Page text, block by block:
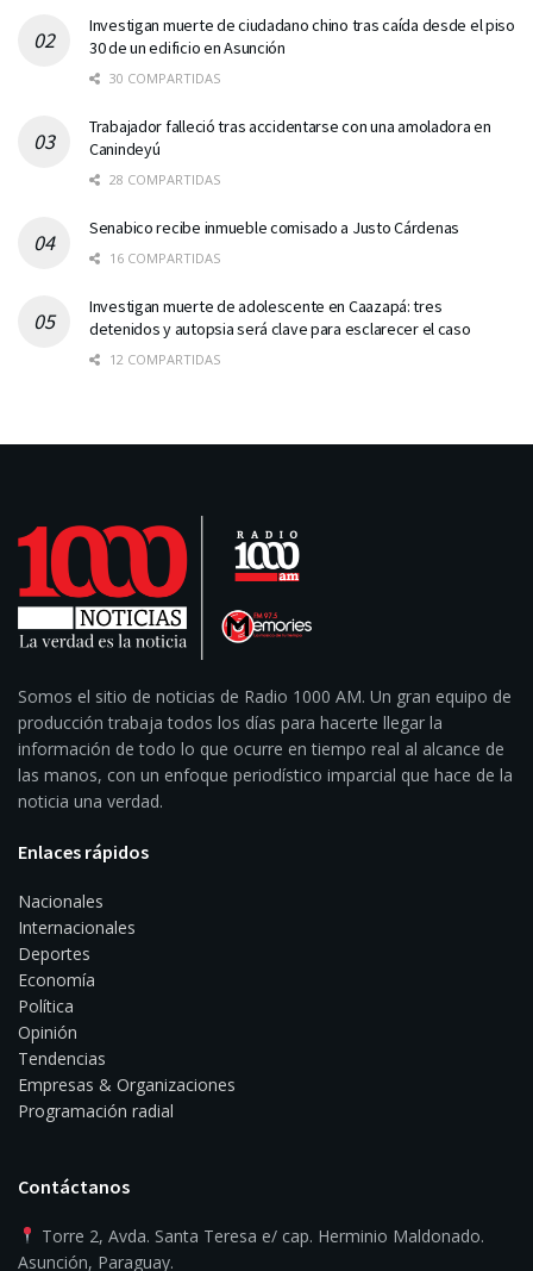
Investigan muerte de ciudadano chino tras caída desde el piso
30 de un edificio en Asunción
30 COMPARTIDAS
Trabajador falleció tras accidentarse con una amoladora en
Canindeyú
28 COMPARTIDAS
Senabico recibe inmueble comisado a Justo Cárdenas
16 COMPARTIDAS
Investigan muerte de adolescente en Caazapá: tres
detenidos y autopsia será clave para esclarecer el caso
12 COMPARTIDAS
Somos el sitio de noticias de Radio 1000 AM. Un gran equipo de
producción trabaja todos los días para hacerte llegar la
información de todo lo que ocurre en tiempo real al alcance de
las manos, con un enfoque periodístico imparcial que hace de la
noticia una verdad.
Enlaces rápidos
Nacionales
Internacionales
Deportes
Economía
Política
Opinión
Tendencias
Empresas & Organizaciones
Programación radial
Contáctanos
Torre 2, Avda. Santa Teresa e/ cap. Herminio Maldonado.
Asunción, Paraguay.